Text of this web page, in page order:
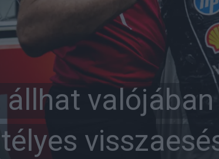
állhat